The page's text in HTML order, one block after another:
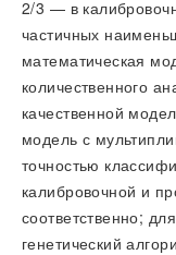
2/3 — в
частичных
математическая
количественного
качественной
модель с
точностью
калибровочной и
соответственно;
генетический